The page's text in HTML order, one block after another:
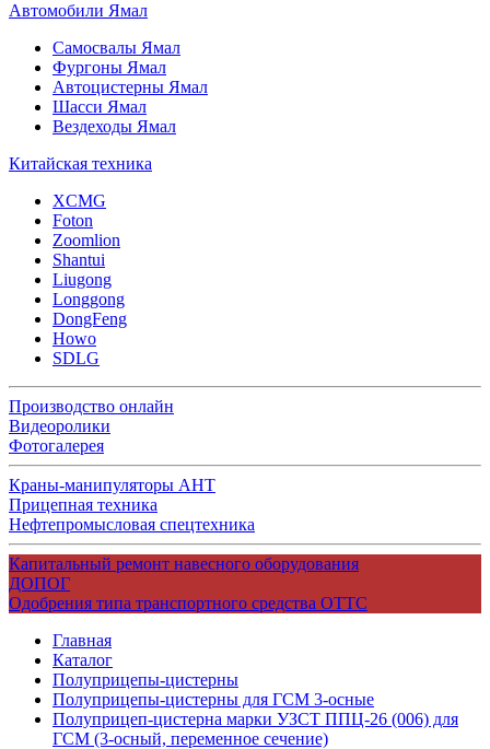
Автомобили Ямал
Самосвалы Ямал
Фургоны Ямал
Автоцистерны Ямал
Шасси Ямал
Вездеходы Ямал
Китайская техника
XCMG
Foton
Zoomlion
Shantui
Liugong
Longgong
DongFeng
Howo
SDLG
Производство онлайн
Видеоролики
Фотогалерея
Краны-манипуляторы АНТ
Прицепная техника
Нефтепромысловая спецтехника
Капитальный ремонт навесного оборудования
ДОПОГ
Одобрения типа транспортного средства ОТТС
Главная
Каталог
Полуприцепы-цистерны
Полуприцепы-цистерны для ГСМ 3-осные
Полуприцеп-цистерна марки УЗСТ ППЦ-26 (006) для
ГСМ (3-осный, переменное сечение)